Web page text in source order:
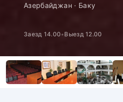
Азербайджан · Баку
Заезд 14.00• Выезд 12.00